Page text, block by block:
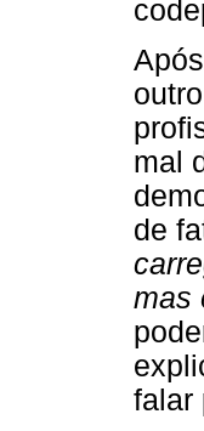
mal
de
mas
falar